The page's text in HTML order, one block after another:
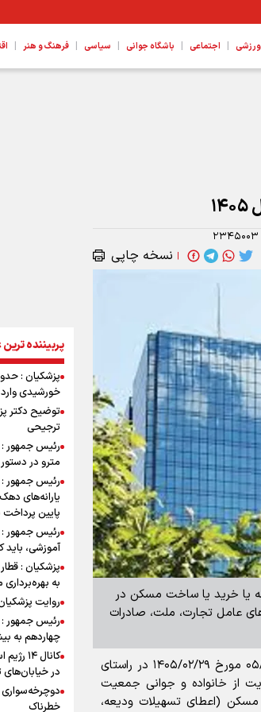
ورزشی | اجتماعی | باشگاه جوانی | سیاسی | فرهنگ و هنر |
۲۳۴۵۰۰۳
| نسخه چاپی
یا خرید یا ساخت مسکن در
تومان به بانک‌های عامل تجارت، ملت، صادرات
به گزارش برنا، بانک مرکزی طی بخشنامه شماره ۰۵/۳۸۱۱۶ مورخ ۱۴۰۵/۰۲/۲۹ در راستای
ذیل ماده (۶۹) قانون حمایت از خانواده و جوانی جمعیت
(اعطای تسهیلات ودیعه،
پربیننده
خورشیدی
توضیح دکتر
ترجیحی
رئیس جمهور :
مترو در
رئیس جمهور :
یارانه‌های
پایین
رئیس جمهور
آموزشی، باید
پزشکیان :
به
روایت
رئیس جمهور
چهاردهم به
کانال
در
خطرناک